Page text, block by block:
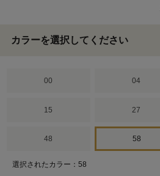
カラーを選択してください
00 04
15 27
48 58
選択されたカラー：58